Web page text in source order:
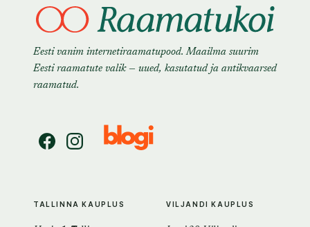
Eesti vanim internetiraamatupood. Maailma suurim
Eesti raamatute valik — uued, kasutatud ja antikvaarsed
raamatud.
TALLINNA KAUPLUS VILJANDI KAUPLUS